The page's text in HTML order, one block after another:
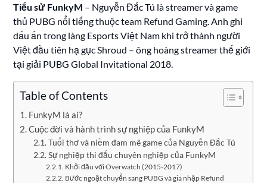
Tiểu sử FunkyM – Nguyễn Đắc Tú là streamer và game
thủ PUBG nổi tiếng thuộc team Refund Gaming. Anh ghi
dấu ấn trong làng Esports Việt Nam khi trở thành người
Việt đầu tiên hạ gục Shroud – ông hoàng streamer thế giới
tại giải PUBG Global Invitational 2018.
Table of Contents
FunkyM là ai?
Cuộc đời và hành trình sự nghiệp của FunkyM
Tuổi thơ và niềm đam mê game của Nguyễn Đắc Tú
Sự nghiệp thi đấu chuyên nghiệp của FunkyM
Khởi đầu với Overwatch (2015-2017)
Bước ngoặt chuyển sang PUBG và gia nhập Refund